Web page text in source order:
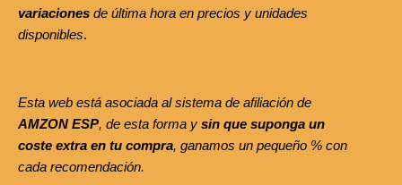
variaciones de última hora en precios y unidades
disponibles.
Esta web está asociada al sistema de afiliación de
AMZON ESP, de esta forma y sin que suponga un
coste extra en tu compra, ganamos un pequeño % con
cada recomendación.